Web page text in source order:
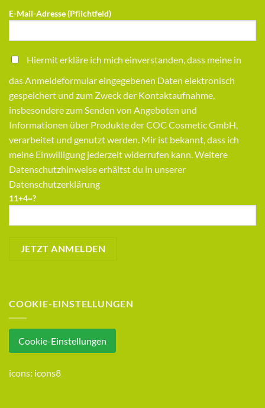
E-Mail-Adresse (Pflichtfeld)
Hiermit erkläre ich mich einverstanden, dass meine in
das Anmeldeformular eingegebenen Daten elektronisch
gespeichert und zum Zweck der Kontaktaufnahme,
insbesondere zum Senden von Angeboten und
Informationen über Produkte der COC Cosmetic GmbH,
verarbeitet und genutzt werden. Mir ist bekannt, dass ich
meine Einwilligung jederzeit widerrufen kann. Weitere
Datenschutzhinweise erhältst du in unserer
Datenschutzerklärung
11+4=?
COOKIE-EINSTELLUNGEN
Cookie-Einstellungen
icons: icons8